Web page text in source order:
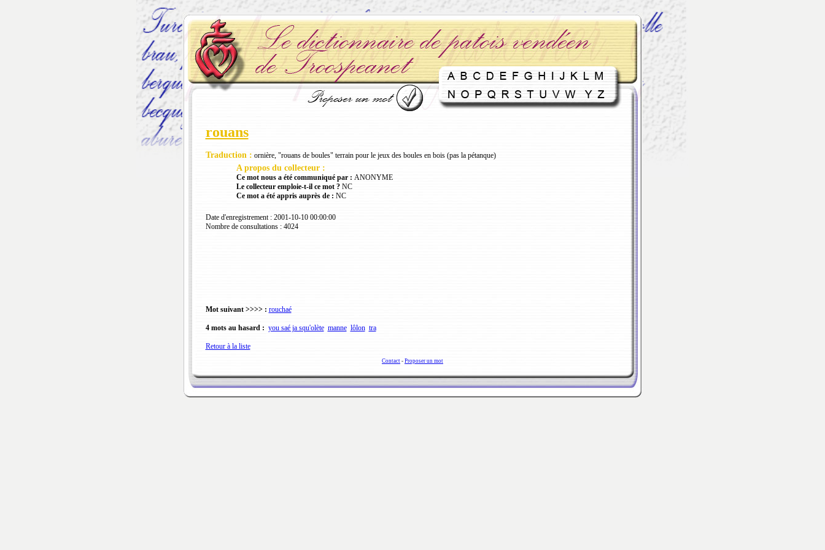
rouans
Traduction : ornière, "rouans de boules" terrain pour le jeux des boules en bois (pas la pétanque)
A propos du collecteur :
Ce mot nous a été communiqué par : ANONYME
Le collecteur emploie-t-il ce mot ?NC
Ce mot a été appris auprès de : NC
Date d'enregistrement : 2001-10-10 00:00:00
Nombre de consultations : 4024
Mot suivant >>>> : rouchaé
4 mots au hasard : you saé ja squ'olète manne lôlon tra
Retour à la liste
Contact - Proposer un mot